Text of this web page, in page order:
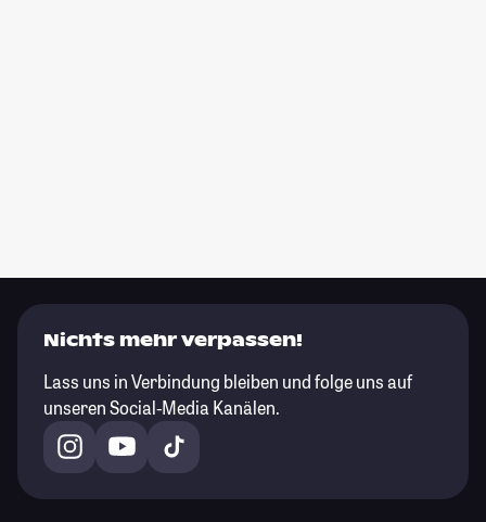
Nichts mehr verpassen!
Lass uns in Verbindung bleiben und folge uns auf
unseren Social-Media Kanälen.